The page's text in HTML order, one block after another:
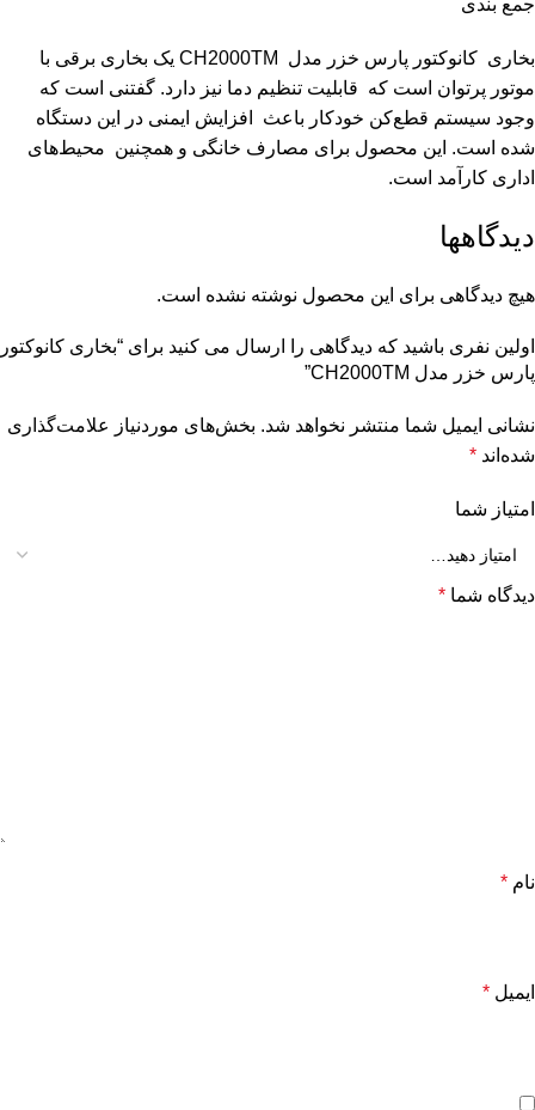
بخاری کانوکتور پارس خزر مدل CH2000TM یک بخاری برقی با
موتور پرتوان است که قابلیت تنظیم دما نیز دارد. گفتنی است که
وجود سیستم قطع‌کن خودکار باعث افزایش ایمنی در این دستگاه
شده است. این محصول برای مصارف خانگی و همچنین محیط‌های
اداری کارآمد است.
دیدگاهها
هیچ دیدگاهی برای این محصول نوشته نشده است.
اولین نفری باشید که دیدگاهی را ارسال می کنید برای “بخاری کانوکتور
پارس خزر مدل CH2000TM”
نشانی ایمیل شما منتشر نخواهد شد. بخش‌های موردنیاز علامت‌گذاری
شده‌اند *
امتیاز شما
دیدگاه شما *
نام *
ایمیل *